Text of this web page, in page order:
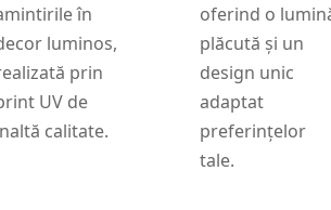
în
luminos,
prin
UV de
calitate.
oferind o
plăcută și un
design unic
adaptat
preferințelor
tale.